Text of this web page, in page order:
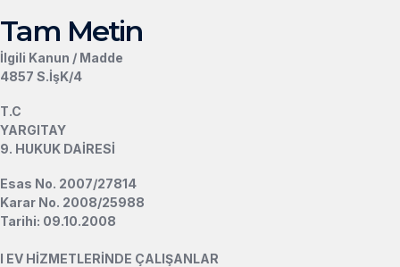
Tam Metin
İlgili Kanun / Madde
4857 S.İşK/4
T.C
YARGITAY
9. HUKUK DAİRESİ
Esas No. 2007/27814
Karar No. 2008/25988
Tarihi: 09.10.2008
l EV HİZMETLERİNDE ÇALIŞANLAR